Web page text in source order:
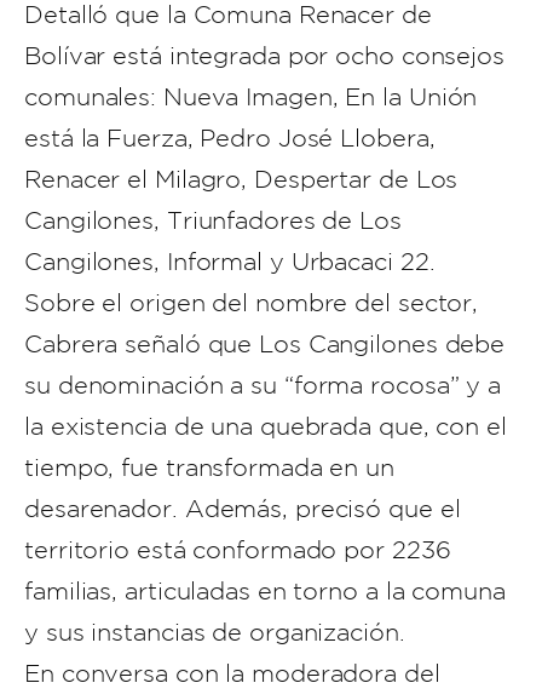
Detalló que la Comuna Renacer de
Bolívar está integrada por ocho consejos
comunales: Nueva Imagen, En la Unión
está la Fuerza, Pedro José Llobera,
Renacer el Milagro, Despertar de Los
Cangilones, Triunfadores de Los
Cangilones, Informal y Urbacaci 22.
Sobre el origen del nombre del sector,
Cabrera señaló que Los Cangilones debe
su denominación a su “forma rocosa” y a
la existencia de una quebrada que, con el
tiempo, fue transformada en un
desarenador. Además, precisó que el
territorio está conformado por 2236
familias, articuladas en torno a la comuna
y sus instancias de organización.
En conversa con la moderadora del